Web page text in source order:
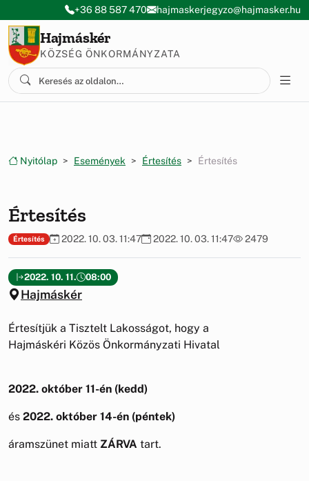
Ugrás a menüre
Ugrás a tartalomra
+36 88 587 470 hajmaskerjegyzo@hajmasker.hu
Hajmáskér
KÖZSÉG ÖNKORMÁNYZATA
Nyitólap Események Értesítés Értesítés
Értesítés
Értesítés 2022. 10. 03. 11:47 2022. 10. 03. 11:47 2479
2022. 10. 11. 08:00
Hajmáskér
Értesítjük a Tisztelt Lakosságot, hogy a
Hajmáskéri Közös Önkormányzati Hivatal
2022. október 11-én (kedd)
és 2022. október 14-én (péntek)
áramszünet miatt ZÁRVA tart.